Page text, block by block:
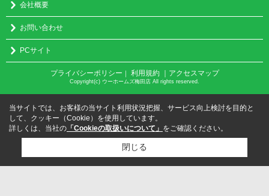
会社概要
お問い合わせ
PCサイト
プライバシーポリシー 利用規約 ｜アクセスマップ
Copyright(c) ウーホームズ梅田店 All rights reserved.
当サイトでは、お客様の当サイト利用状況把握、サービス向上検討を目的と
して、クッキー（Cookie）を使用しています。
詳しくは、当社の 「Cookieの取扱いについて」 をご確認ください。
閉じる